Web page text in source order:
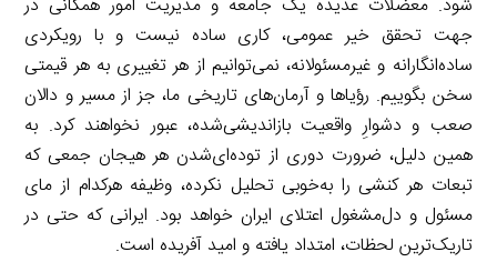
جهت تحقق خیر عمومی، کاری ساده نیست و با رویکردی
ساده‌انگارانه و غیرمسئولانه، نمی‌توانیم از هر تغییری به هر قیمتی
سخن بگوییم. رؤیاها و آرمان‌های تاریخی ما، جز از مسیر و دالان
صعب و دشوارِ واقعیت بازاندیشی‌شده، عبور نخواهند کرد. به
همین دلیل، ضرورت دوری از توده‌ای‌شدن هر هیجان جمعی که
تبعات هر کنشی را به‌خوبی تحلیل نکرده، وظیفه هرکدام از مای
مسئول و دل‌مشغول اعتلای ایران خواهد بود. ایرانی که حتی در
تاریک‌ترین لحظات، امتداد یافته و امید آفریده است.